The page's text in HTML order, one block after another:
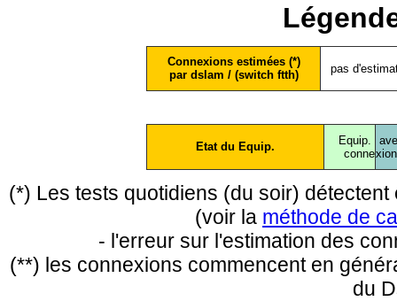
Connexions estimées (*)
par dslam / (switch ftth)
pas
Etat du Equip.
Equip.
conne
(*) Les tests quotidiens (du soir)
(voir la méthode de
- l'erreur sur l'estimation des
(**) les connexions commencent en
du